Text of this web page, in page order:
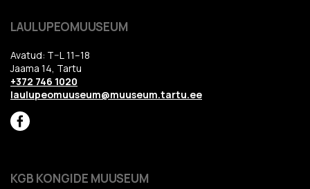
LAULUPEOMUUSEUM
Avatud: T–L 11–18
Jaama 14, Tartu
+372 746 1020
laulupeomuuseum@muuseum.tartu.ee
KGB KONGIDE MUUSEUM